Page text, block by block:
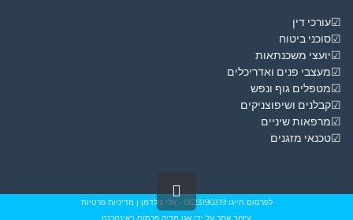
☑עורכי דין
☑סוכני ביטוח
☑יועצי משכנתאות
☑מעצבי פנים ואדריכלים
☑מטפלים גוף ונפש
☑קבלנים ושיפוצניקים
☑מרפאות שיניים
☑טכנאי מזגנים
לפרסום חייגו0523190319 - אלי גולדמן | מדיניות פרטיות
גלילה
לראש